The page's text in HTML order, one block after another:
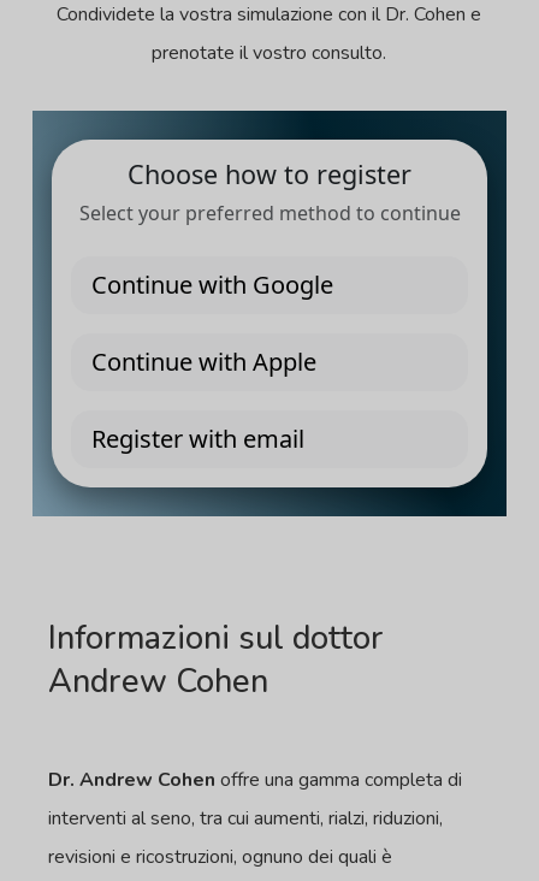
Condividete la vostra simulazione con il Dr. Cohen e
prenotate il vostro consulto.
Informazioni sul dottor
Andrew Cohen
Dr. Andrew Cohen offre una gamma completa di
interventi al seno, tra cui aumenti, rialzi, riduzioni,
revisioni e ricostruzioni, ognuno dei quali è